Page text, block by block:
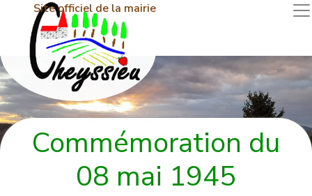
Site officiel de la mairie
Commémoration du
08 mai 1945